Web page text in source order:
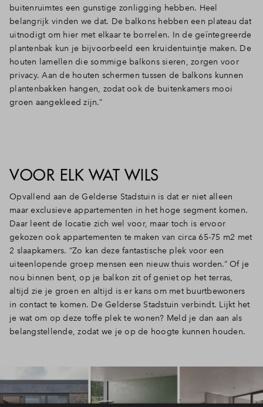
buitenruimtes een gunstige zonligging hebben. Heel
belangrijk vinden we dat. De balkons hebben een plateau dat
uitnodigt om hier met elkaar te borrelen. In de geïntegreerde
plantenbak kun je bijvoorbeeld een kruidentuintje maken. De
houten lamellen die sommige balkons sieren, zorgen voor
privacy. Aan de houten schermen tussen de balkons kunnen
plantenbakken hangen, zodat ook de buitenkamers mooi
groen aangekleed zijn.”
VOOR ELK WAT WILS
Opvallend aan de Gelderse Stadstuin is dat er niet alleen
maar exclusieve appartementen in het hoge segment komen.
Daar leent de locatie zich wel voor, maar toch is ervoor
gekozen ook appartementen te maken van circa 65-75 m2 met
2 slaapkamers. “Zo kan deze fantastische plek voor een
uiteenlopende groep mensen een nieuw thuis worden.” Of je
nou binnen bent, op je balkon zit of geniet op het terras,
altijd zie je groen en altijd is er kans om met buurtbewoners
in contact te komen. De Gelderse Stadstuin verbindt. Lijkt het
je wat om op deze toffe plek te wonen? Meld je dan aan als
belangstellende, zodat we je op de hoogte kunnen houden.